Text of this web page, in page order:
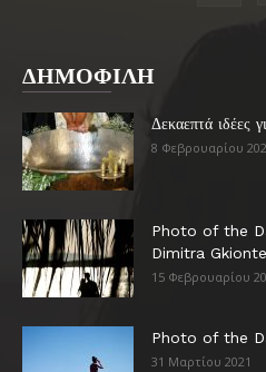
ΔΗΜΟΦΙΛΗ
Δεκαεπτά ιδέες
8 Φεβρουαρίου
Photo of the
Dimitra Gkionte
15 Φεβρουαρίου
Photo of the
31 Μαρτίου 2021